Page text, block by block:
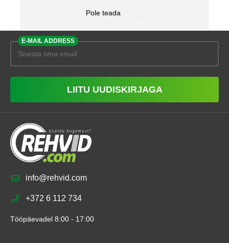
Pole teada
E-MAIL ADDRESS
LIITU UUDISKIRJAGA
info@rehvid.com
+372 6 112 734
Tööpäevadel 8:00 - 17:00